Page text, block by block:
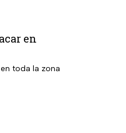
en
toda la zona